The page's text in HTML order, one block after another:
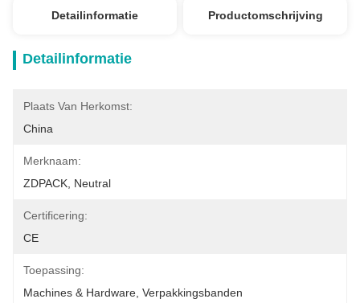
Detailinformatie Productomschrijving
Detailinformatie
Plaats Van Herkomst:
China
Merknaam:
ZDPACK, Neutral
Certificering:
CE
Toepassing:
Machines & Hardware, Verpakkingsbanden